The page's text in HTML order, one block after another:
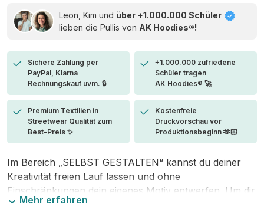
Leon, Kim und über +1.000.000 Schüler
lieben die Pullis von AK Hoodies®!
Sichere Zahlung per
PayPal, Klarna
Rechnungskauf uvm. 🔒
+1.000.000 zufriedene
Schüler tragen
AK Hoodies® 🚀
Premium Textilien in
Streetwear Qualität zum
Best-Preis ✨
Kostenfreie
Druckvorschau vor
Produktionsbeginn 🫶🏻
Im Bereich „SELBST GESTALTEN“ kannst du deiner
Kreativität freien Lauf lassen und ohne
Einschränkungen dein eigenes Motiv entwerfen. Um dir
Mehr erfahren